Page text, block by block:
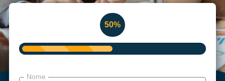
%
Nome